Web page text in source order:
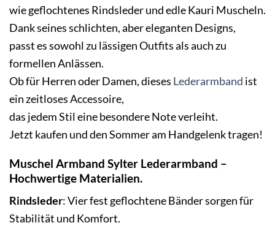
wie geflochtenes Rindsleder und edle Kauri Muscheln.
Dank seines schlichten, aber eleganten Designs,
passt es sowohl zu lässigen Outfits als auch zu
formellen Anlässen.
Ob für Herren oder Damen, dieses Lederarmband ist
ein zeitloses Accessoire,
das jedem Stil eine besondere Note verleiht.
Jetzt kaufen und den Sommer am Handgelenk tragen!
Muschel Armband Sylter Lederarmband –
Hochwertige Materialien.
Rindsleder: Vier fest geflochtene Bänder sorgen für
Stabilität und Komfort.